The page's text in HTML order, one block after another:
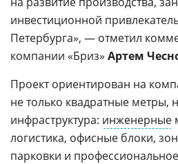
инвестиционной
Петербурга», — отметил
компании «Бриз» Артем
Проект ориентирован на
не только квадратные метры,
инфраструктура: инженерные
логистика, офисные блоки,
парковки и